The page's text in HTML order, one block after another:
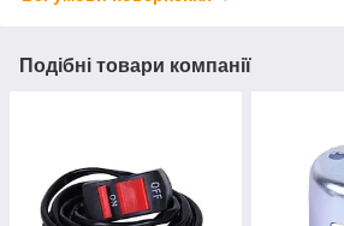
Подібні товари компанії